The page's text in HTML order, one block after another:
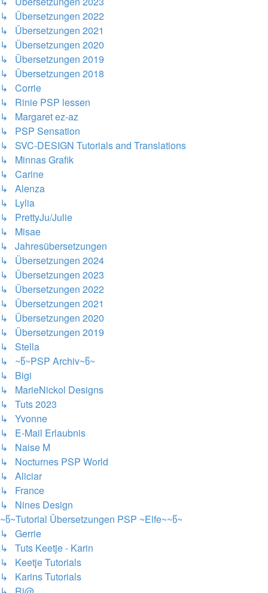
↳ Übersetzungen 2022
↳ Übersetzungen 2021
↳ Übersetzungen 2020
↳ Übersetzungen 2019
↳ Übersetzungen 2018
↳ Corrie
↳ Rinie PSP lessen
↳ Margaret ez-az
↳ PSP Sensation
↳ SVC-DESIGN Tutorials and Translations
↳ Minnas Grafik
↳ Carine
↳ Alenza
↳ Lylia
↳ PrettyJu/Julie
↳ Misae
↳ Jahresübersetzungen
↳ Übersetzungen 2024
↳ Übersetzungen 2023
↳ Übersetzungen 2022
↳ Übersetzungen 2021
↳ Übersetzungen 2020
↳ Übersetzungen 2019
↳ Stella
↳ ~წ~PSP Archiv~წ~
↳ Bigi
↳ MarieNickol Designs
↳ Tuts 2023
↳ Yvonne
↳ E-Mail Erlaubnis
↳ Naise M
↳ Nocturnes PSP World
↳ Aliciar
↳ France
↳ Nines Design
~წ~Tutorial Übersetzungen PSP ~Elfe~~წ~
↳ Gerrie
↳ Tuts Keetje - Karin
↳ Keetje Tutorials
↳ Karins Tutorials